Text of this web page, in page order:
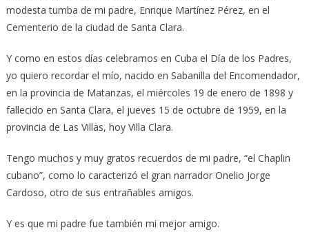
modesta tumba de mi padre, Enrique Martínez Pérez, en el
Cementerio de la ciudad de Santa Clara.
Y como en estos días celebramos en Cuba el Día de los Padres,
yo quiero recordar el mío, nacido en Sabanilla del Encomendador,
en la provincia de Matanzas, el miércoles 19 de enero de 1898 y
fallecido en Santa Clara, el jueves 15 de octubre de 1959, en la
provincia de Las Villas, hoy Villa Clara.
Tengo muchos y muy gratos recuerdos de mi padre, “el Chaplin
cubano”, como lo caracterizó el gran narrador Onelio Jorge
Cardoso, otro de sus entrañables amigos.
Y es que mi padre fue también mi mejor amigo.